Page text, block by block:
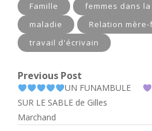
Famille
femmes dans
maladie
Relation
travail d'écrivain
Navigation
de
l’article
Previous Post
Previous
post:
UN FUNAMBULE
SUR LE SABLE de Gilles
Marchand